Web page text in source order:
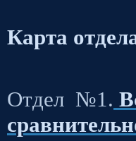
Карта
Отдел №1.